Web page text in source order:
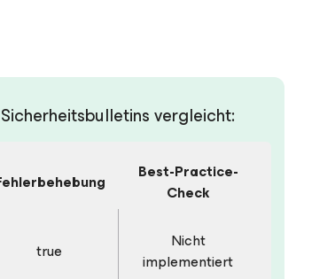
vergleicht:
Best-Practice-
Check
true
Nicht
implementiert